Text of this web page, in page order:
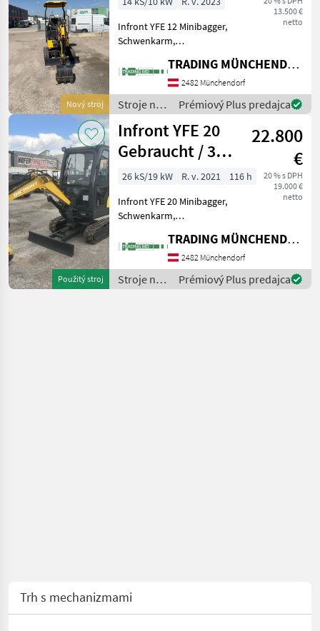
Nový stroj
13.500 €
netto
Infront YFE 12 Minibagger,
Schwenkarm,
90cm auf 120cm, 3 Zylinder
Yanmar Motor 2 Gang. Bei
Bedarf bieten wir zu den
Baggern ein Komplette Lö
TRADING MÜNCHENDORF Handels GmbH
2482 Münchendorf
Stroje na
stavbu /
Infront
Prémiový Plus predajca
Použitý stroj
Infront YFE 20
Gebraucht / 3
Zylinder Yanmar
Mot
22.800
€
20 % s DPH
19.000 €
netto
26 kS/19 kW R. v. 2021
116 h
Infront YFE 20 Minibagger,
Schwenkarm,
100cm auf 130cm, 3
Zylinder Yanmar Motor 2
Gang. Bei Bedarf bieten wir
zu den Baggern ein
TRADING MÜNCHENDORF Handels GmbH
2482 Münchendorf
Stroje na
stavbu /
Prémiový Plus predajca
Trh s mechanizmami